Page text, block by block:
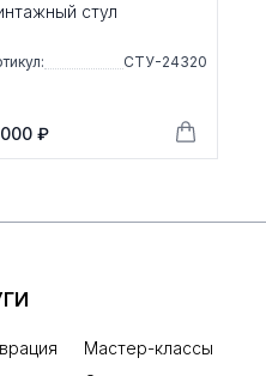
стул
СТУ-24320
₽
Мастер-классы